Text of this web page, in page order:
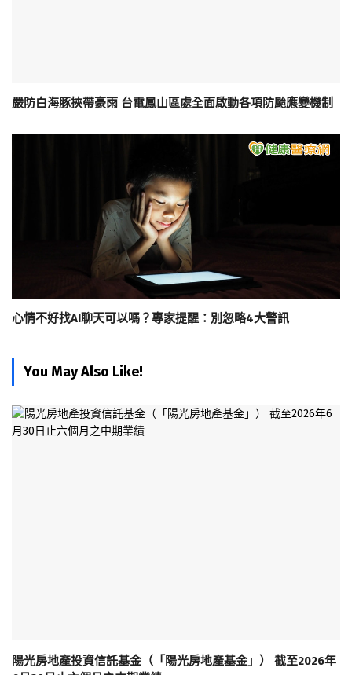
嚴防白海豚挾帶豪雨 台電鳳山區處全面啟動各項防颱應變機制
心情不好找AI聊天可以嗎？專家提醒：別忽略4大警訊
You May Also Like!
陽光房地產投資信託基金（「陽光房地產基金」） 截至2026年